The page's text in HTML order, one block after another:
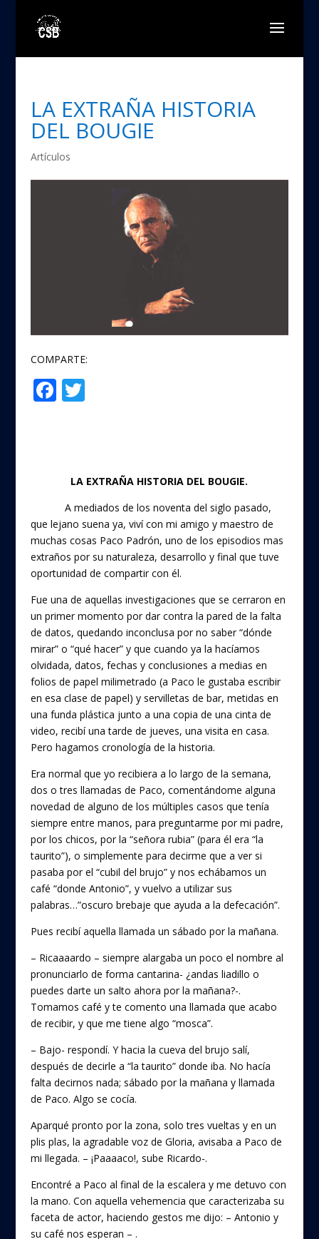
LA EXTRAÑA HISTORIA
DEL BOUGIE
Artículos
COMPARTE:
F
o
k
T
LA EXTRAÑA HISTORIA DEL BOUGIE.
A mediados de los noventa del siglo pasado,
que lejano suena ya, viví con mi amigo y maestro de
muchas cosas Paco Padrón, uno de los episodios mas
extraños por su naturaleza, desarrollo y final que tuve
oportunidad de compartir con él.
Fue una de aquellas investigaciones que se cerraron en
un primer momento por dar contra la pared de la falta
de datos, quedando inconclusa por no saber “dónde
mirar” o “qué hacer” y que cuando ya la hacíamos
olvidada, datos, fechas y conclusiones a medias en
folios de papel milimetrado (a Paco le gustaba escribir
en esa clase de papel) y servilletas de bar, metidas en
una funda plástica junto a una copia de una cinta de
video, recibí una tarde de jueves, una visita en casa.
Pero hagamos cronología de la historia.
Era normal que yo recibiera a lo largo de la semana,
dos o tres llamadas de Paco, comentándome alguna
novedad de alguno de los múltiples casos que tenía
siempre entre manos, para preguntarme por mi padre,
por los chicos, por la “señora rubia” (para él era “la
taurito”), o simplemente para decirme que a ver si
pasaba por el “cubil del brujo” y nos echábamos un
café “donde Antonio”, y vuelvo a utilizar sus
palabras…”oscuro brebaje que ayuda a la defecación”.
Pues recibí aquella llamada un sábado por la mañana.
– Ricaaaardo – siempre alargaba un poco el nombre al
pronunciarlo de forma cantarina- ¿andas liadillo o
puedes darte un salto ahora por la mañana?-.
Tomamos café y te comento una llamada que acabo
de recibir, y que me tiene algo “mosca”.
– Bajo- respondí. Y hacia la cueva del brujo salí,
después de decirle a “la taurito” donde iba. No hacía
falta decirnos nada; sábado por la mañana y llamada
de Paco. Algo se cocía.
Aparqué pronto por la zona, solo tres vueltas y en un
plis plas, la agradable voz de Gloria, avisaba a Paco de
mi llegada. – ¡Paaaaco!, sube Ricardo-.
Encontré a Paco al final de la escalera y me detuvo con
la mano. Con aquella vehemencia que caracterizaba su
faceta de actor, haciendo gestos me dijo: – Antonio y
su café nos esperan – .